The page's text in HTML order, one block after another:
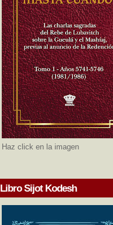
Haz click en la imagen
Libro Sijot Kodesh